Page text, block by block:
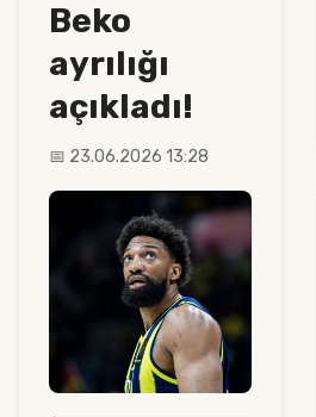
Beko
ayrılığı
açıkladı!
📅 23.06.2026 13:28